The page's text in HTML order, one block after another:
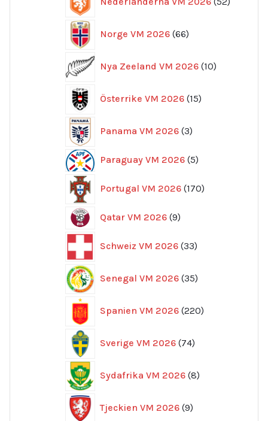
Norge VM 2026 66
produkter
Nya Zeeland VM 2026 10
produkter
Österrike VM 2026 15
produkter
Panama VM 2026 3
produkter
Paraguay VM 2026 55
Portugal VM 2026 170
produkter
Qatar VM 2026 99
Schweiz VM 2026 33
produkter
Senegal VM 2026 35
produkter
Spanien VM 2026 220
produkter
Sverige VM 2026 74
produkter
Sydafrika VM 2026 8
produkter
Tjeckien VM 2026 9
produkter